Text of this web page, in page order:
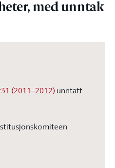
med unntak
(2011–2012) unntatt